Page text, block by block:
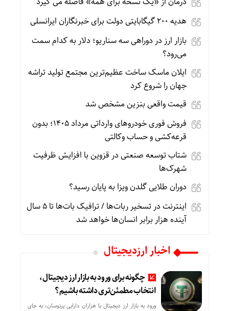
هدیه ۲۰۰ گیگابایتی دولت برای خبرنگاران ایرانسلی
بازار ارز در دوراهی سه سناریو؛ دلار به کدام سمت
می‌رود؟
ایلان ماسک ساخت عظیم‌ترین مجتمع تولید تراشه
جهان را شروع کرد
قیمت واقعی بنزین مشخص شد
فروش فوری خودروهای وارداتی مرداد ۱۴۰۵؛ بدون
قرعه‌کشی و حساب وکالتی
شتاب توسعه صنعتی در قزوین با افزایش ظرفیت
شهرک‌ها
دوران طلایی گلدن ویزا به پایان رسید؟
اینترنت در تسخیر ربات‌ها / ترافیک بات‌ها تا ۵ سال
آینده هزار برابر انسان‌ها خواهد شد
اخبار ارزدیجیتال
چگونه برای ورود به بازار ارز دیجیتال،
انتخاب مطمئن‌تری داشته باشیم؟
ورود به بازار ارز دیجیتال با هزاران دارایی پرنوسان، به جای